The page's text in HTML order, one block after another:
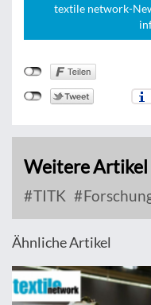
textile network-
Weitere Artikel
TITK
Ähnliche Artikel